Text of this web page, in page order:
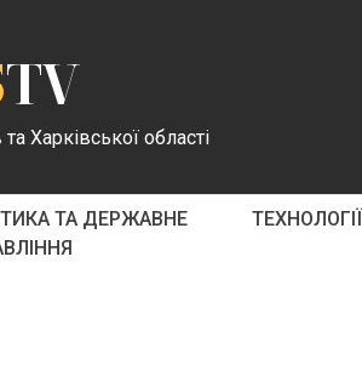
TV
Харківської області
ТА ДЕРЖАВНЕ
ТЕХНОЛОГІЇ